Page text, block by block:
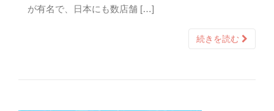
が有名で、日本にも数店舗 […]
続きを読む